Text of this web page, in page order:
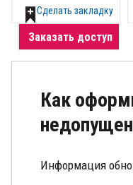
Сделать закладку
Заказать доступ
Как
Информация